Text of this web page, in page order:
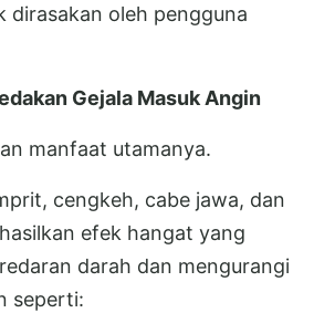
dirasakan oleh pengguna
Gejala Masuk Angin
manfaat utamanya.
cengkeh, cabe jawa, dan
efek hangat yang
darah dan mengurangi
seperti: